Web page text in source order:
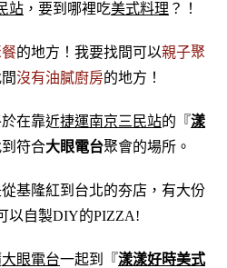
站 ，要到哪裡吃美式料理 ？！
的地方！我要找間可以親子聚
沒有油膩廚房的地方！
於在靠近捷運南京三民站的『漾
符合大眼電台聚會的場所。
從基隆紅到台北的夯店，有大份
以自製DIY的PIZZA!
大眼電台一起到『漾漾好時美式